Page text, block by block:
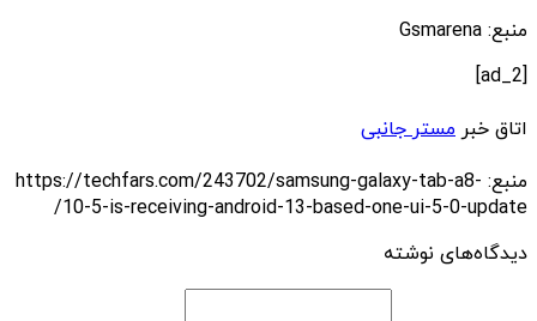
منبع: Gsmarena
[ad_2]
اتاق خبر مستر جانبی
منبع: https://techfars.com/243702/samsung-galaxy-tab-a8-
10-5-is-receiving-android-13-based-one-ui-5-0-update/
دیدگاه‌های نوشته